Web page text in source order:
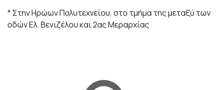
* Στην Ηρώων Πολυτεχνείου, στο τμήμα της μεταξύ των
οδών Ελ. Βενιζέλου και 2ας Μεραρχίας